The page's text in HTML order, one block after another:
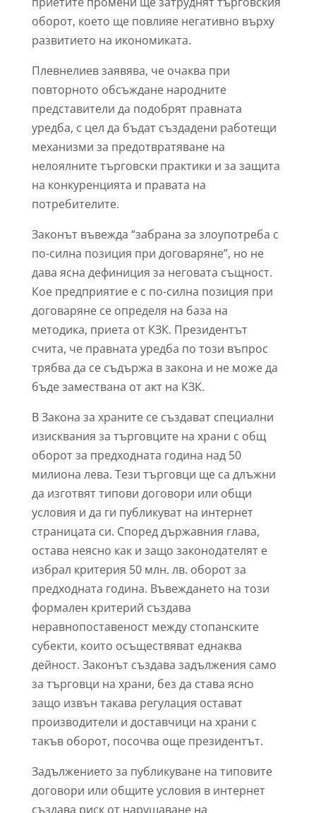
оборот, което ще повлияе негативно върху
развитието на икономиката.
Плевнелиев заявява, че очаква при
повторното обсъждане народните
представители да подобрят правната
уредба, с цел да бъдат създадени работещи
механизми за предотвратяване на
нелоялните търговски практики и за защита
на конкуренцията и правата на
потребителите.
Законът въвежда “забрана за злоупотреба с
по-силна позиция при договаряне”, но не
дава ясна дефиниция за неговата същност.
Кое предприятие е с по-силна позиция при
договаряне се определя на база на
методика, приета от КЗК. Президентът
счита, че правната уредба по този въпрос
трябва да се съдържа в закона и не може да
бъде замествана от акт на КЗК.
В Закона за храните се създават специални
изисквания за търговците на храни с общ
оборот за предходната година над 50
милиона лева. Тези търговци ще са длъжни
да изготвят типови договори или общи
условия и да ги публикуват на интернет
страницата си. Според държавния глава,
остава неясно как и защо законодателят е
избрал критерия 50 млн. лв. оборот за
предходната година. Въвеждането на този
формален критерий създава
неравнопоставеност между стопанските
субекти, които осъществяват еднаква
дейност. Законът създава задължения само
за търговци на храни, без да става ясно
защо извън такава регулация остават
производители и доставчици на храни с
такъв оборот, посочва още президентът.
Задължението за публикуване на типовите
договори или общите условия в интернет
създава риск от нарушаване на